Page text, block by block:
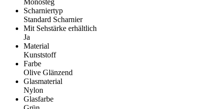
Scharniertyp
Standard Scharnier
Mit Sehstärke erhältlich
Ja
Material
Kunststoff
Farbe
Olive Glänzend
Glasmaterial
Nylon
Glasfarbe